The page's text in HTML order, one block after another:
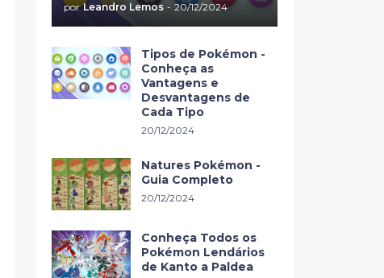
por Leandro Lemos - 20/12/2024
Tipos de Pokémon -
Conheça as
Vantagens e
Desvantagens de
Cada Tipo
20/12/2024
Natures Pokémon -
Guia Completo
20/12/2024
Conheça Todos os
Pokémon Lendários
de Kanto a Paldea